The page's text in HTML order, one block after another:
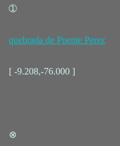
➀
quebrada de Puente Perez
[ -9.208,-76.000 ]
⊗